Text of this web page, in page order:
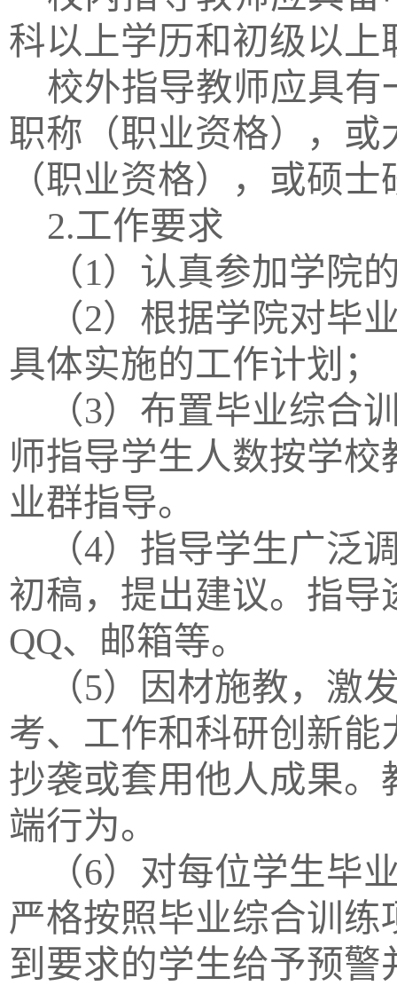
科以上学历和初级以上
校外指导教师应具
职称（职业资格），
（职业资格），或硕
2.工作要求
（1）认真参加学院
（2）根据学院对毕
具体实施的工作计划；
（3）布置毕业综合
师指导学生人数按学
业群指导。
（4）指导学生广泛
初稿，提出建议。指
QQ、邮箱等。
（5）因材施教，激
考、工作和科研创新
抄袭或套用他人成果
端行为。
（6）对每位学生毕
严格按照毕业综合训练
到要求的学生给予预